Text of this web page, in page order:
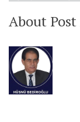
About